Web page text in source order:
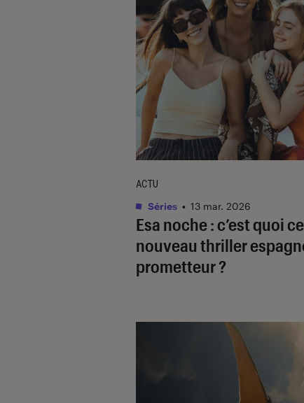
Esa noche: c’est quoi ce
nouveau thriller
prometteur ?
ACTU
Séries • 13 mar. 2026